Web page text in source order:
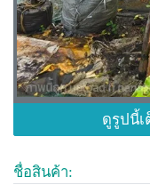
ดูรูปนี้เ
ชื่อสินค้า: